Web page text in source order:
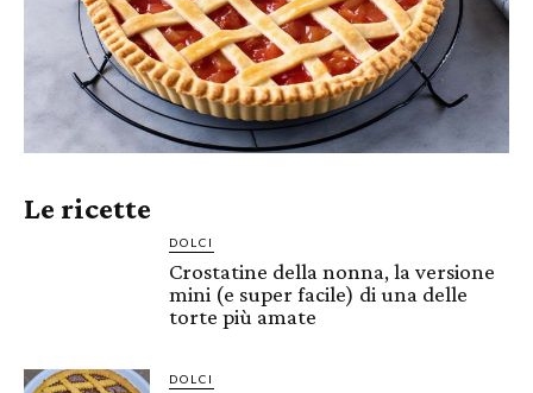
Le ricette
DOLCI
Crostatine della nonna, la versione
mini (e super facile) di una delle
torte più amate
DOLCI